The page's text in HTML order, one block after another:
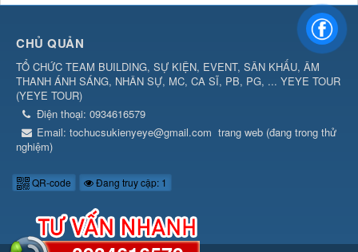
CHỦ QUẢN
TỔ CHỨC TEAM BUILDING, SỰ KIỆN, EVENT, SÂN KHẤU, ÂM
THANH ÁNH SÁNG, NHÂN SỰ, MC, CA SĨ, PB, PG, ... YEYE TOUR
(YEYE TOUR)
Điện thoại: 0934616579
Email: tochucsukienyeye@gmail.com trang web (đang trong thử
nghiệm)
QR-code Đang truy cập: 1